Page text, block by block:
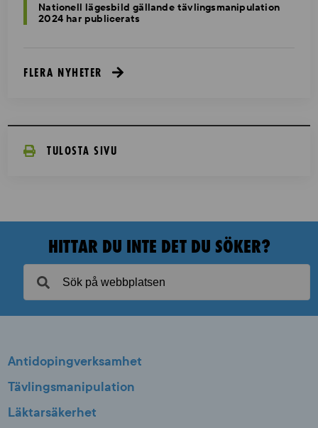
Nationell lägesbild gällande tävlingsmanipulation
2024 har publicerats
FLERA NYHETER
TULOSTA SIVU
HITTAR DU INTE DET DU SÖKER?
Antidopingverksamhet
Tävlingsmanipulation
Läktarsäkerhet